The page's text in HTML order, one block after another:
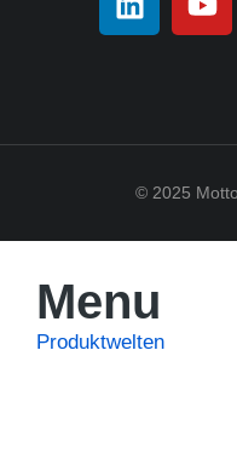
© 2025
Menu
Produktwelten